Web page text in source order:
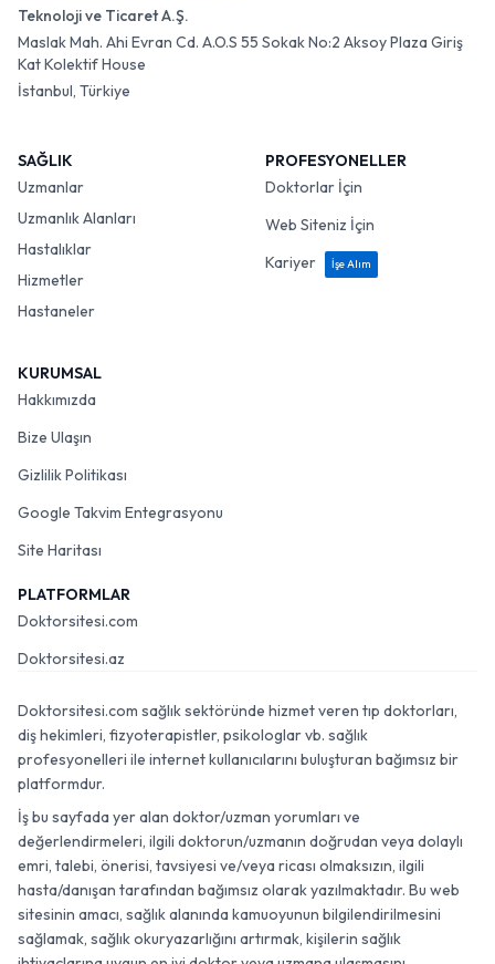
Teknoloji ve Ticaret A.Ş.
Maslak Mah. Ahi Evran Cd. A.O.S 55 Sokak No:2 Aksoy Plaza Giriş
Kat Kolektif House
İstanbul, Türkiye
SAĞLIK
Uzmanlar
Uzmanlık Alanları
Hastalıklar
Hizmetler
Hastaneler
PROFESYONELLER
Doktorlar İçin
Web Siteniz İçin
Kariyer
İşe Alım
KURUMSAL
Hakkımızda
Bize Ulaşın
Gizlilik Politikası
Google Takvim Entegrasyonu
Site Haritası
PLATFORMLAR
Doktorsitesi.com
Doktorsitesi.az
Doktorsitesi.com sağlık sektöründe hizmet veren tıp doktorları,
diş hekimleri, fizyoterapistler, psikologlar vb. sağlık
profesyonelleri ile internet kullanıcılarını buluşturan bağımsız bir
platformdur.
İş bu sayfada yer alan doktor/uzman yorumları ve
değerlendirmeleri, ilgili doktorun/uzmanın doğrudan veya dolaylı
emri, talebi, önerisi, tavsiyesi ve/veya ricası olmaksızın, ilgili
hasta/danışan tarafından bağımsız olarak yazılmaktadır. Bu web
sitesinin amacı, sağlık alanında kamuoyunun bilgilendirilmesini
sağlamak, sağlık okuryazarlığını artırmak, kişilerin sağlık